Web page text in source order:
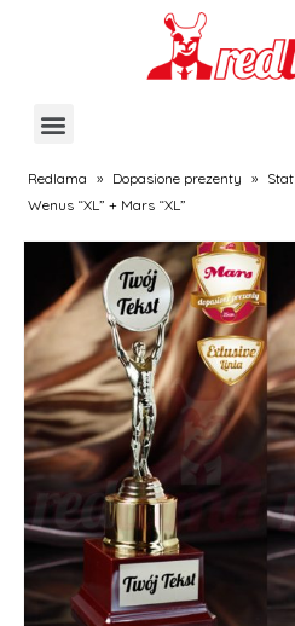
Redlama » Dopasione prezenty »
Wenus “XL” + Mars “XL”